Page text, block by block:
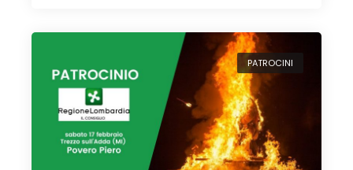
PATROCINI